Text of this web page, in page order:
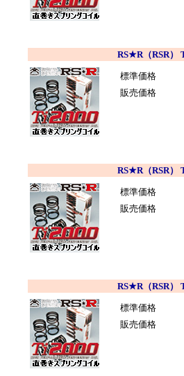
RS★R（RSR）
標準価格
販売価格
RS★R（RSR）
標準価格
販売価格
RS★R（RSR）
標準価格
販売価格